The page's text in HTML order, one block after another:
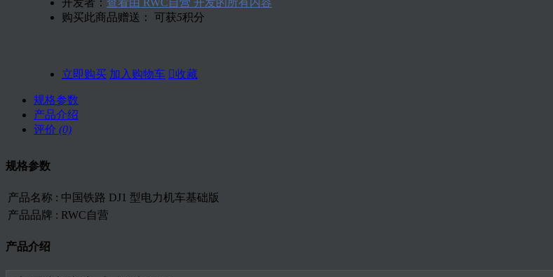
购买此商品赠送： 可获5积分
立即购买 加入购物车 收藏
规格参数
产品介绍
评价 (0)
规格参数
产品名称 : 中国铁路 DJ1 型电力机车基础版
产品品牌 : RWC自营
产品介绍